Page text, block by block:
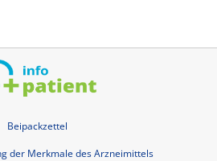
Beipackzettel
der Merkmale des Arzneimittels